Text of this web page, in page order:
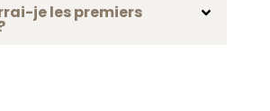
je les premiers